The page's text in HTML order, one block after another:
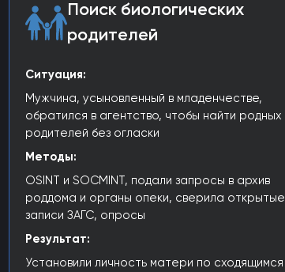
Поиск биологических
родителей
Ситуация:
Мужчина, усыновленный в младенчестве,
обратился в агентство, чтобы найти родных
родителей без огласки
Методы:
OSINT и SOCMINT, подали запросы в архив
роддома и органы опеки, сверила открытые
записи ЗАГС, опросы
Результат:
Установили личность матери по сходящимся